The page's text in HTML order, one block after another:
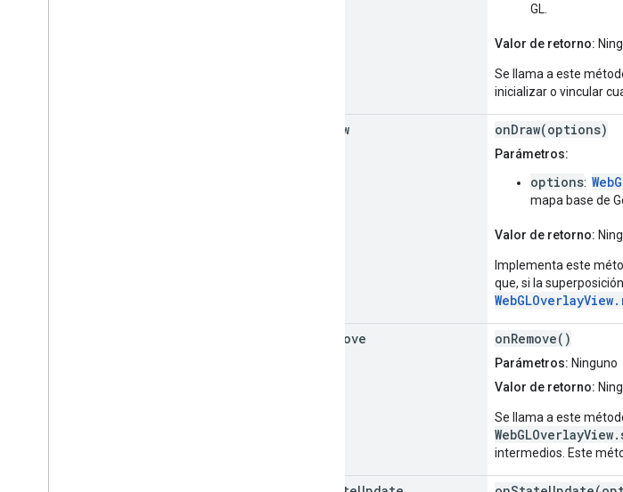
GL.
Valor de retorno:
Se llama a este
inicializar o vincular
Draw onDraw(options)
Parámetros:
options:
mapa base de
Valor de retorno:
Implementa este
que, si la
Remove onRemove()
Parámetros: Ninguno
Valor de retorno:
Se llama a este
intermedios. Este